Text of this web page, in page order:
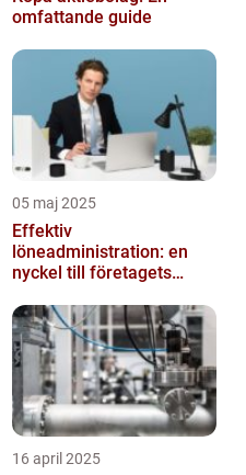
omfattande guide
05 maj 2025
Effektiv
löneadministration: en
nyckel till företagets
16 april 2025